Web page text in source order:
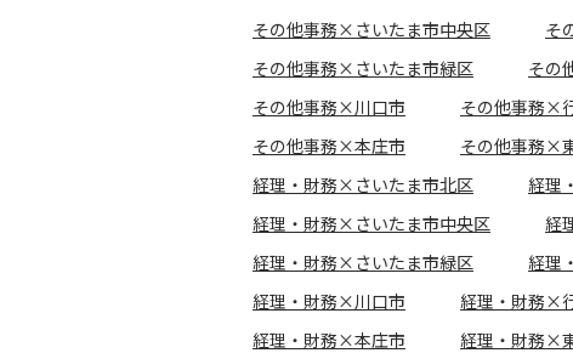
その他事務×さいたま市中央区
そ
その他事務×さいたま市緑区
その
その他事務×川口市
その他事務×
その他事務×本庄市
その他事務×
経理・財務×さいたま市北区
経理
経理・財務×さいたま市中央区
経
経理・財務×さいたま市緑区
経理
経理・財務×川口市
経理・財務×
経理・財務×本庄市
経理・財務×